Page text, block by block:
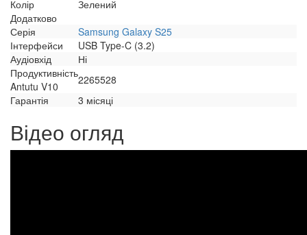
Колір
Зелений
Додатково
Серія
Samsung Galaxy S25
Інтерфейси
USB Type-C (3.2)
Аудіовхід
Ні
Продуктивність
Antutu V10
2265528
Гарантія
3 місяці
Відео огляд